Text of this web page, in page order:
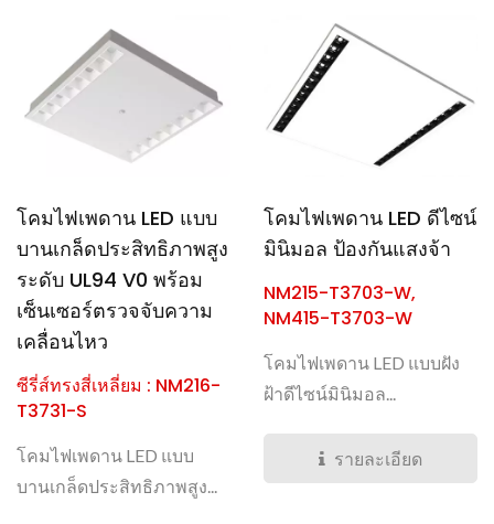
โคมไฟเพดาน LED แบบ
บานเกล็ดประสิทธิภาพสูง
ระดับ UL94 V0 พร้อม
เซ็นเซอร์ตรวจจับความ
เคลื่อนไหว
ซีรี่ส์ทรงสี่เหลี่ยม : NM216-
T3731-S
โคมไฟเพดาน LED แบบ
บานเกล็ดประสิทธิภาพสูง...
โคมไฟเพดาน LED ดีไซน์
มินิมอล ป้องกันแสงจ้า
NM215-T3703-W,
NM415-T3703-W
โคมไฟเพดาน LED แบบฝัง
ฝ้าดีไซน์มินิมอล...
รายละเอียด